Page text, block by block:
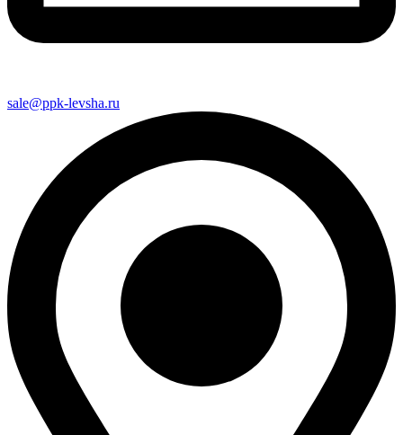
sale@ppk-levsha.ru